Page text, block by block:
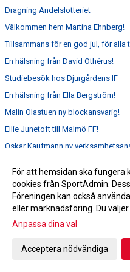
Dragning Andelslotteriet
Välkommen hem Martina Ehnberg!
Tillsammans för en god jul, för alla
En hälsning från David Othérus!
Studiebesök hos Djurgårdens IF
En hälsning från Ella Bergström!
Malin Olastuen ny blockansvarig!
Ellie Junetoft till Malmö FF!
Oskar Kaufmann ny
HÅLLBARHETSRAPPORTEN UTE!
TFF-TV träffar: Oscar Magnusson,
Dalarös Eviga Städ ny Officiell
Profilfritids verksamhet fortsätter!
Ledaravslutning!
För att hemsidan ska fungera
cookies från SportAdmin.
Föreningen kan också
eller marknadsföring. Du
Anpassa dina val
Acceptera nödvändiga